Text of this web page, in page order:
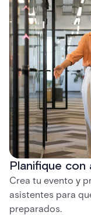
Planifique con
Crea tu evento y
asistentes para
preparados.